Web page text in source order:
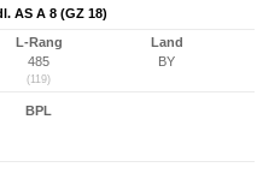
AS A 8 (GZ 18)
L-Rang
485
(119)
Land
BY
BPL